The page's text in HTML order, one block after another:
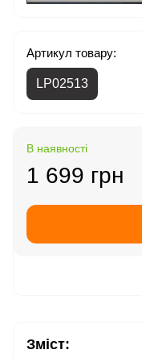
Артикул товару:
LP02513
В наявності
1 699 грн
Зміст: